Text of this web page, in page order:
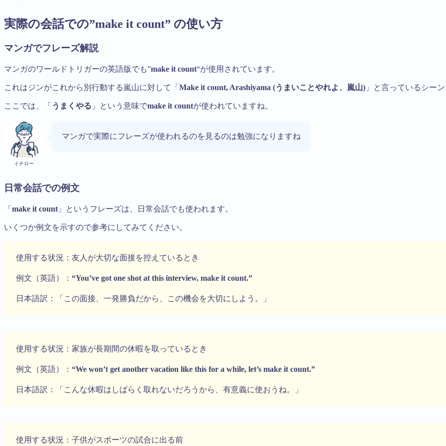
実際の会話での”make it count” の使い方
マンガでフレーズ解説
マンガのワールドトリガーの英語版でも”make it count“が使用されています。
これはジンがこれから別行動する嵐山に対して「 Make it count, Arashiyama (うまいことやれよ、嵐山) 」と言っているシー
ここでは、「 うまくやる 」という意味でmake it countが使われていますね。
イチロー
マンガで実際にフレーズが使われるのを見るのは勉強になりますね
日常会話での例文
「 make it count 」というフレーズは、日常会話でも使われます。
いくつか例文を示すので参考にしてみてください。
使用する状況：友人が大切な面接を控えているとき
例文（英語）： “You’ve got one shot at this interview, make it count.”
日本語訳：「この面接、一発勝負だから、この機会を大切にしよう。」
使用する状況：家族が長期間の休暇を取っているとき
例文（英語）： “We won’t get another vacation like this for a while, let’s make it count.”
日本語訳：「こんな休暇はしばらく取れないだろうから、有意義に使おうね。」
使用する状況：子供がスポーツの試合に出る前